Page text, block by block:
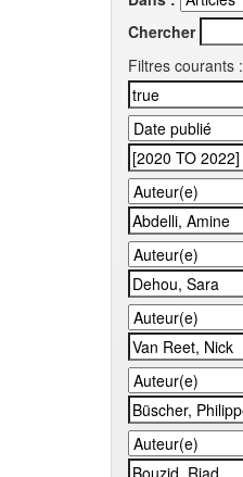
Chercher
Filtres courants :